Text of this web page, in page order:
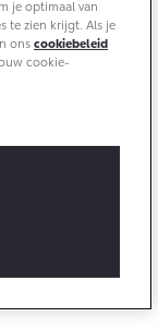
je optimaal van
te zien krijgt. Als je
onscookiebeleid
cookie-